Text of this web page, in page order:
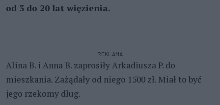
od 3 do 20 lat więzienia.
REKLAMA
Alina B. i Anna B. zaprosiły Arkadiusza P. do
mieszkania. Zażądały od niego 1500 zł. Miał to być
jego rzekomy dług.